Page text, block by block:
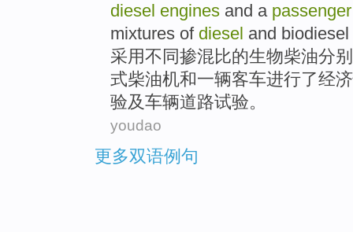
diesel engines and a passenger
mixtures of diesel and biodiesel
采用不同掺混比的生物柴油分别
式柴油机和一辆客车进行了经
验及车辆道路试验。
youdao
更多双语例句